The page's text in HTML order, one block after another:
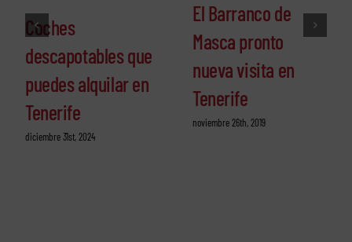
Coches
descapotables que
puedes alquilar en
Tenerife
diciembre 31st, 2024
El Barranco de
Masca pronto
nueva visita en
Tenerife
noviembre 26th, 2019